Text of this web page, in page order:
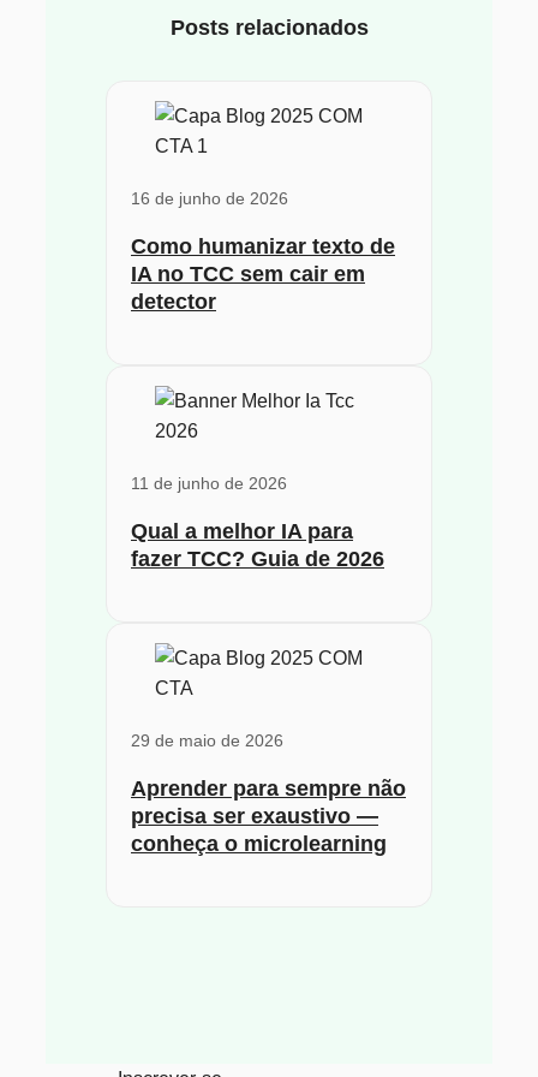
Posts relacionados
16 de junho de 2026
Como humanizar texto de
IA no TCC sem cair em
detector
11 de junho de 2026
Qual a melhor IA para
fazer TCC? Guia de 2026
29 de maio de 2026
Aprender para sempre não
precisa ser exaustivo —
conheça o microlearning